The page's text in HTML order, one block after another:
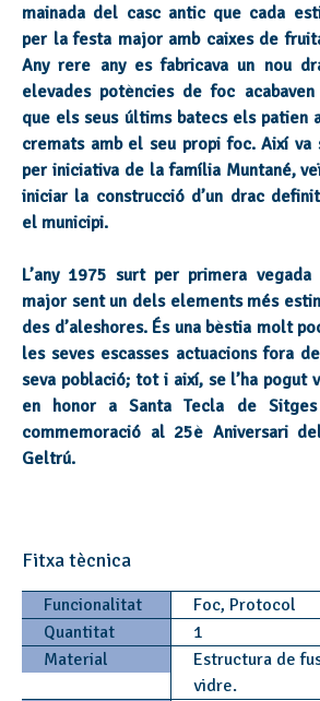
mainada del casc antic que cada
per la festa major amb caixes de
Any rere any es fabricava un nou
elevades potències de foc
que els seus últims batecs els patien
cremats amb el seu propi foc. Així va
per iniciativa de la família Muntané,
iniciar la construcció d’un drac
el municipi.
L’any 1975 surt per primera
major sent un dels elements més
des d’aleshores. És una bèstia molt
les seves escasses actuacions fora
seva població; tot i així, se l’ha pogut
en honor a Santa Tecla de
commemoració al 25è Aniversari
Geltrú.
Fitxa tècnica
Funcionalitat
Foc, Protocol
Quantitat
1
Material
Estructura de
vidre.